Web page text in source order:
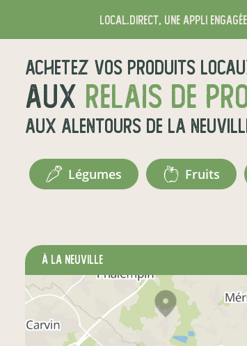
local.direct, une appli engagée
Achetez vos produits
aux relais de
aux alentours de La
légumes fruits
à La Neuville